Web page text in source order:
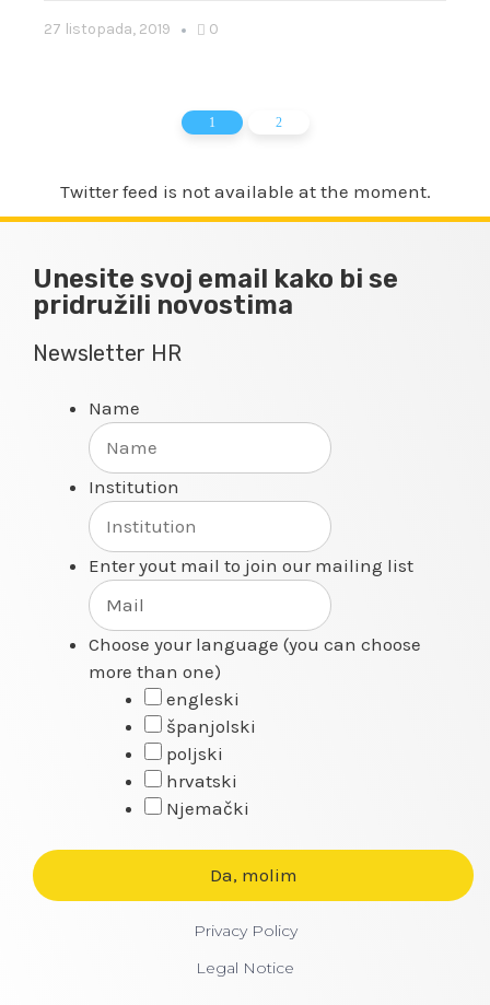
27 listopada, 2019 0
1 2
Twitter feed is not available at the moment.
Unesite svoj email kako bi se
pridružili novostima
Newsletter HR
Name
Institution
Enter yout mail to join our mailing list
Choose your language (you can choose
more than one)
engleski
španjolski
poljski
hrvatski
Njemački
Privacy Policy
Legal Notice